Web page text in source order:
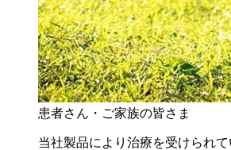
患者さん・ご家族の皆さま
当社製品により治療を受けられ